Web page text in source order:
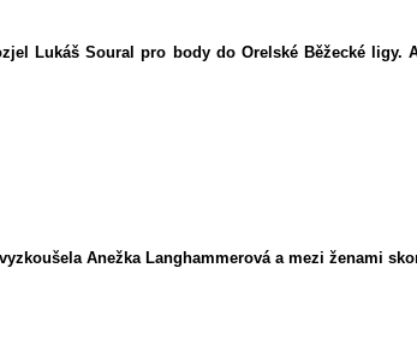
Lukáš Soural pro body do Orelské Běžecké ligy.
Anežka Langhammerová a mezi ženami